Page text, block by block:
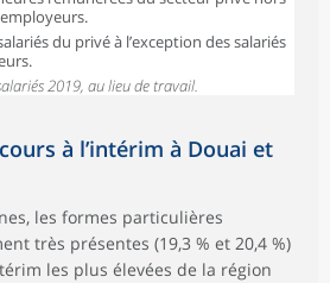
du privé à l’exception des salariés
2019, au lieu de travail.
à l’intérim à Douai et
les formes particulières
très présentes (19,3 % et 20,4 %)
les plus élevées de la région